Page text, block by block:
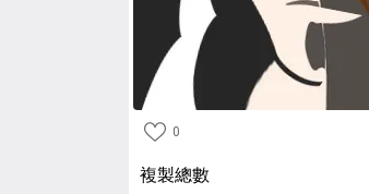
0
複製總數